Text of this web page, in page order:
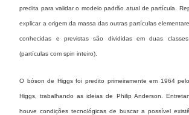
predita para validar o modelo padrão atual de partícula.
explicar a origem da massa das outras partículas
conhecidas e previstas são divididas em duas
(partículas com spin inteiro).
O bóson de Higgs foi predito primeiramente em 1964
Higgs, trabalhando as ideias de Philip Anderson.
houve condições tecnológicas de buscar a possível